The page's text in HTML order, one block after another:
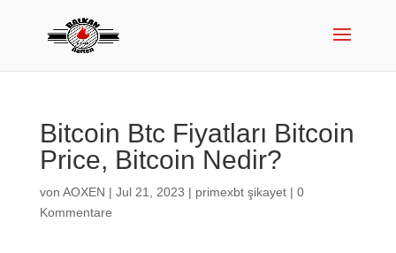
Bitcoin Btc Fiyatları Bitcoin
Price, Bitcoin Nedir?
von AOXEN | Jul 21, 2023 | primexbt şikayet| 0
Kommentare